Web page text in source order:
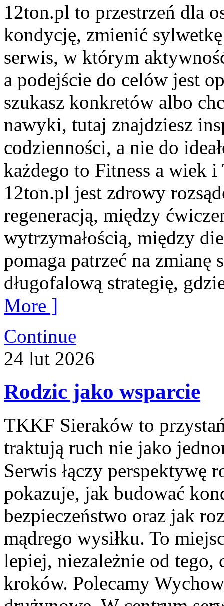
12ton.pl to przestrzeń dla
kondycję, zmienić
serwis, w którym
a podejście do celów jest
szukasz konkretów albo
nawyki, tutaj znajdziesz
codzienności, a nie do
każdego to Fitness a wiek
12ton.pl jest zdrowy
regeneracją, między
wytrzymałością, między
pomaga patrzeć na
długofalową strategię,
More ]
Continue
24 lut 2026
Rodzic jako wsparcie
TKKF Sieraków to
traktują ruch nie jako
Serwis łączy perspektywę
pokazuje, jak budować
bezpieczeństwo oraz jak
mądrego wysiłku. To
lepiej, niezależnie od tego,
kroków. Polecamy